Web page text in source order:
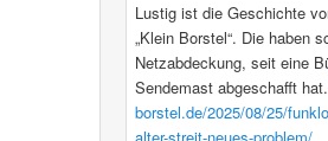
Lustig ist die Geschichte
„Klein Borstel“. Die haben
Netzabdeckung, seit eine
Sendemast abgeschafft hat.
borstel.de/2025/08/25/